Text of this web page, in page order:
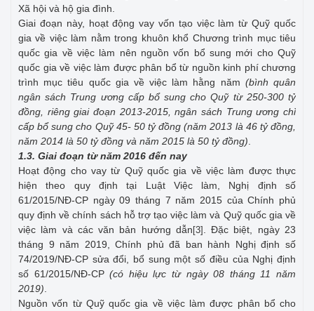
Xã hội và hộ gia đình.
Giai đoạn này, hoạt động vay vốn tạo việc làm từ Quỹ quốc
gia về việc làm nằm trong khuôn khổ Chương trình mục tiêu
quốc gia về việc làm nên nguồn vốn bổ sung mới cho Quỹ
quốc gia về việc làm được phân bổ từ nguồn kinh phí chương
trình mục tiêu quốc gia về việc làm hằng năm (bình quân
ngân sách Trung ương cấp bổ sung cho Quỹ từ 250-300 tỷ
đồng, riêng giai đoạn 2013-2015, ngân sách Trung ương chỉ
cấp bổ sung cho Quỹ 45- 50 tỷ đồng (năm 2013 là 46 tỷ đồng,
năm 2014 là 50 tỷ đồng và năm 2015 là 50 tỷ đồng)
1.3. Giai đoạn từ năm 2016 đến nay
Hoạt động cho vay từ Quỹ quốc gia về việc làm được thực
hiện theo quy định tại Luật Việc làm, Nghị định số
61/2015/NĐ-CP ngày 09 tháng 7 năm 2015 của Chính phủ
quy định về chính sách hỗ trợ tạo việc làm và Quỹ quốc gia về
việc làm và các văn bản hướng dẫn [3]
. Đặc biệt, ngày 23
tháng 9 năm 2019, Chính phủ đã ban hành Nghị định số
74/2019/NĐ-CP sửa đổi, bổ sung một số điều của Nghị định
số 61/2015/NĐ-CP(có hiệu lực từ ngày 08 tháng 11 năm
2019)
Nguồn vốn từ Quỹ quốc gia về việc làm được phân bổ cho